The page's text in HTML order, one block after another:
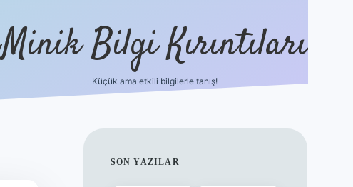
Minik Bilgi Kırıntıları
Küçük ama etkili bilgilerle tanış!
SIDEBAR
SON YAZILAR
ilbet